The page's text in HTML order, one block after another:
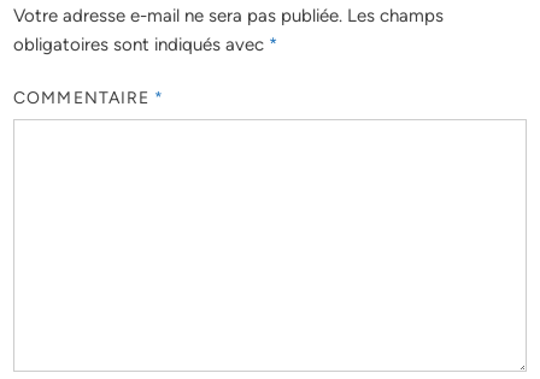
Votre adresse e-mail ne sera pas publiée. Les champs
obligatoires sont indiqués avec *
COMMENTAIRE *